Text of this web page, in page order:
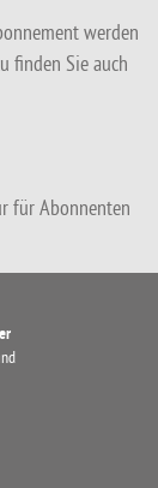
werden
finden Sie auch
für Abonnenten